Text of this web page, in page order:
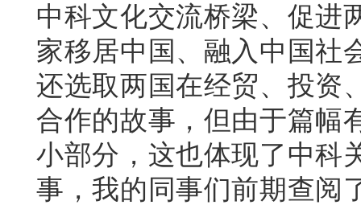
中科文化交流桥梁、促进
家移居中国、融入中国社
还选取两国在经贸、投资
合作的故事，但由于篇幅
小部分，这也体现了中科
事，我的同事们前期查阅